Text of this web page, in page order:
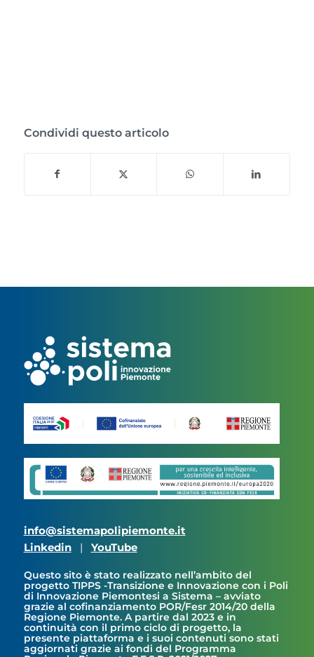
Condividi questo articolo
info@sistemapolipiemonte.it
Linkedin
| YouTube
Questo sito è stato realizzato nell’ambito del
progetto TIPPS -Transizione e Innovazione con i Poli
di Innovazione Piemontesi a Sistema – avviato
grazie al cofinanziamento POR/Fesr 2014/20 della
Regione Piemonte. A partire dal 2023 e in
continuità con il primo ciclo di progetto, la
presente piattaforma e i suoi contenuti sono stati
aggiornati grazie ai fondi del Programma